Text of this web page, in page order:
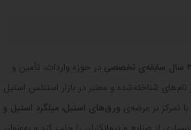
در حوزه واردات، تأمین و
شناخته‌شده و معتبر در بازار استنلس استیل
تمرکز بر عرضه‌ی ورق‌های استیل، میلگرد استیل و